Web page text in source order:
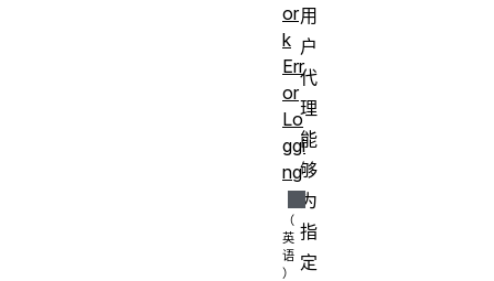
用
户
代
理
能
够
为
指
定
or
k
Err
or
Lo
ggi
ng